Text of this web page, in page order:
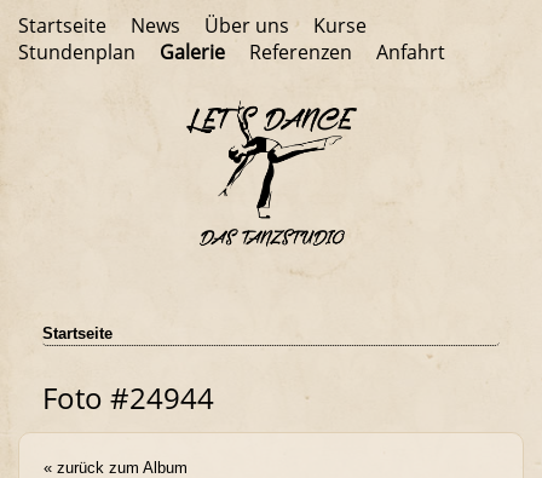
Startseite News Über uns
Kurse
Stundenplan
Galerie Referenzen Anfahrt
Startseite
Foto #24944
« zurück zum Album